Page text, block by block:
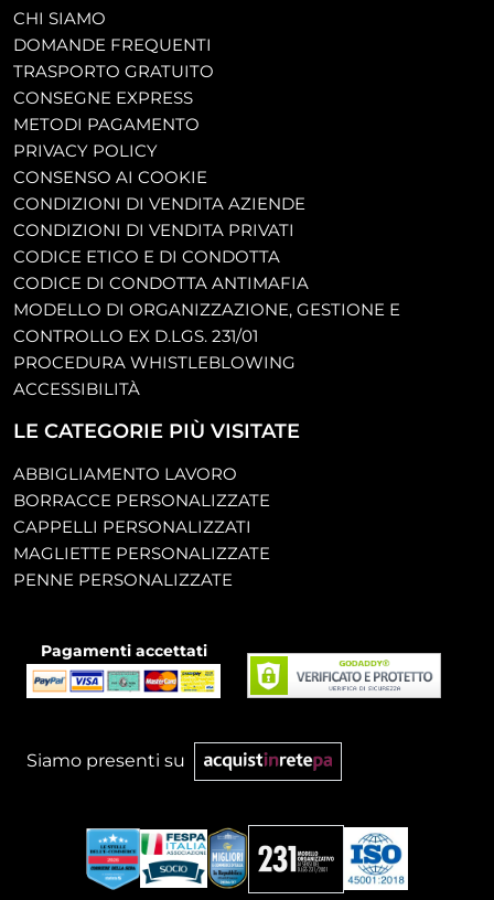
CHI SIAMO
DOMANDE FREQUENTI
TRASPORTO GRATUITO
CONSEGNE EXPRESS
METODI PAGAMENTO
PRIVACY POLICY
CONSENSO AI COOKIE
CONDIZIONI DI VENDITA AZIENDE
CONDIZIONI DI VENDITA PRIVATI
CODICE ETICO E DI CONDOTTA
CODICE DI CONDOTTA ANTIMAFIA
MODELLO DI ORGANIZZAZIONE, GESTIONE E
CONTROLLO EX D.LGS. 231/01
PROCEDURA WHISTLEBLOWING
ACCESSIBILITÀ
LE CATEGORIE PIÙ VISITATE
ABBIGLIAMENTO LAVORO
BORRACCE PERSONALIZZATE
CAPPELLI PERSONALIZZATI
MAGLIETTE PERSONALIZZATE
PENNE PERSONALIZZATE
Pagamenti accettati
Siamo presenti su